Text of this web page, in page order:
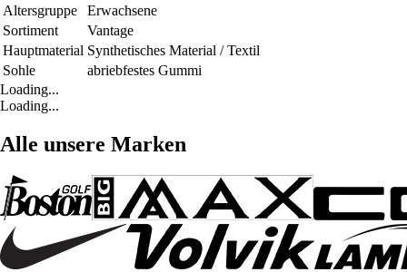
Altersgruppe
Erwachsene
Sortiment
Vantage
Hauptmaterial Synthetisches Material / Textil
Sohle
abriebfestes Gummi
Loading...
Loading...
Alle unsere Marken